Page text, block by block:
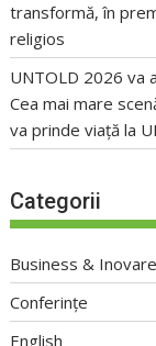
transformă, în
religios
UNTOLD 2026 va
Cea mai mare
va prinde viață la
Categorii
Business & Inovare
Conferințe
English